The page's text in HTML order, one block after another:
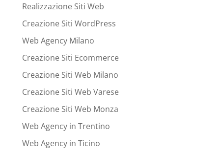
Realizzazione Siti Web
Creazione Siti WordPress
Web Agency Milano
Creazione Siti Ecommerce
Creazione Siti Web Milano
Creazione Siti Web Varese
Creazione Siti Web Monza
Web Agency in Trentino
Web Agency in Ticino